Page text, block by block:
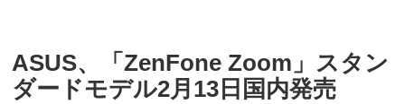
ASUS、「ZenFone Zoom」スタン
ダードモデル2月13日国内発売